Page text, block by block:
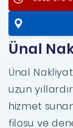
Ünal
Ünal
uzun
hizmet
filosu ve